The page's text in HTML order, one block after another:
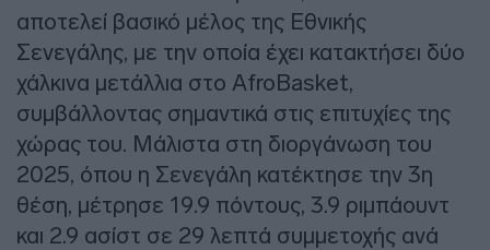
αποτελεί βασικό μέλος της Εθνικής
Σενεγάλης, με την οποία έχει κατακτήσει δύο
χάλκινα μετάλλια στο AfroBasket,
συμβάλλοντας σημαντικά στις επιτυχίες της
χώρας του. Μάλιστα στη διοργάνωση του
2025, όπου η Σενεγάλη κατέκτησε την 3η
θέση, μέτρησε 19.9 πόντους, 3.9 ριμπάουντ
και 2.9 ασίστ σε 29 λεπτά συμμετοχής ανά